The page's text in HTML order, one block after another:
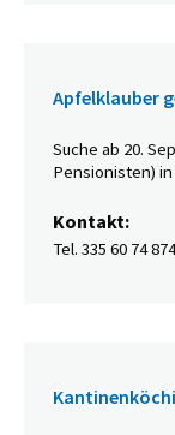
Apfelklauber
Suche ab 20.
Pensionisten)
Kontakt:
Tel. 335 60 74 874